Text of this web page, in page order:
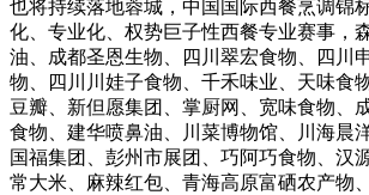
也将持续落地蓉城，中国国际西餐烹调锦
化、专业化、权势巨子性西餐专业赛事，
油、成都圣恩生物、四川翠宏食物、四川
物、四川川娃子食物、千禾味业、天味食
豆瓣、新但愿集团、掌厨网、宽味食物、
食物、建华喷鼻油、川菜博物馆、川海晨
国福集团、彭州市展团、巧阿巧食物、汉
常大米、麻辣红包、青海高原富硒农产物